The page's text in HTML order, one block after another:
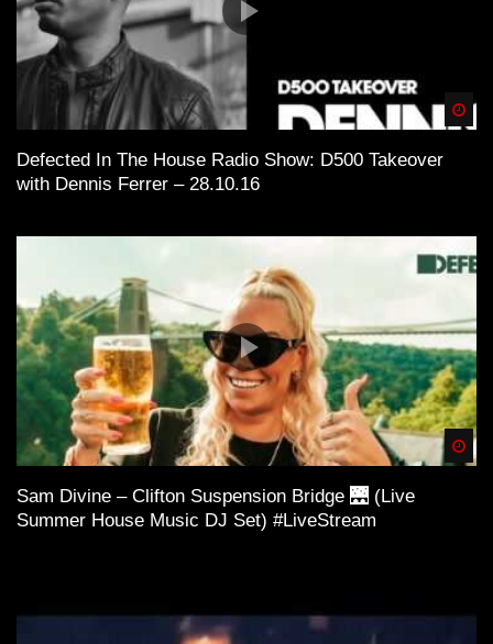
Defected In The House Radio Show: D500 Takeover
with Dennis Ferrer – 28.10.16
Sam Divine – Clifton Suspension Bridge 🌉 (Live
Summer House Music DJ Set) #LiveStream